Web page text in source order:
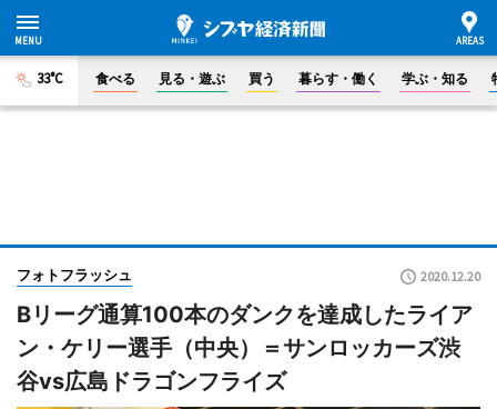
33°C 食べる 見る・遊ぶ 買う 暮らす・働く 学ぶ・知る
フォトフラッシュ 2020.12.20
Bリーグ通算100本のダンクを達成したライア
ン・ケリー選手（中央）＝サンロッカーズ渋
谷vs広島ドラゴンフライズ